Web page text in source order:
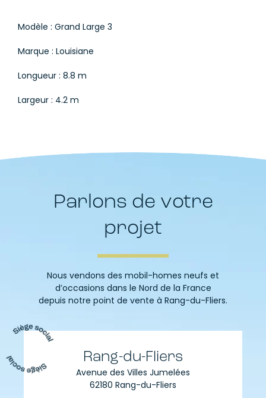
Modèle : Grand Large 3
Marque : Louisiane
Longueur : 8.8 m
Largeur : 4.2 m
Parlons de votre
projet
Nous vendons des mobil-homes neufs et
d’occasions dans le Nord de la France
depuis notre point de vente à Rang-du-Fliers.
Rang-du-Fliers
Avenue des Villes Jumelées
62180 Rang-du-Fliers